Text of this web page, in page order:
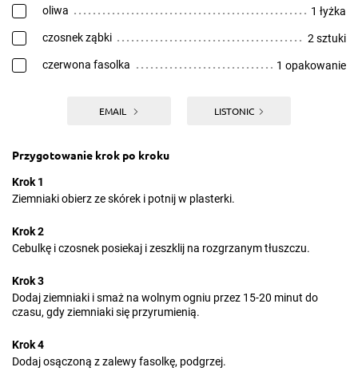
oliwa 1 łyżka
czosnek ząbki 2 sztuki
czerwona fasolka 1 opakowanie
EMAIL LISTONIC
Przygotowanie krok po kroku
Krok 1
Ziemniaki obierz ze skórek i potnij w plasterki.
Krok 2
Cebulkę i czosnek posiekaj i zeszklij na rozgrzanym tłuszczu.
Krok 3
Dodaj ziemniaki i smaż na wolnym ogniu przez 15-20 minut do
czasu, gdy ziemniaki się przyrumienią.
Krok 4
Dodaj osączoną z zalewy fasolkę, podgrzej.